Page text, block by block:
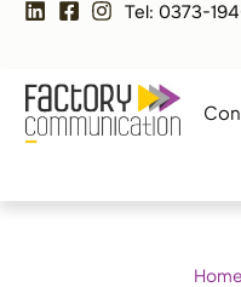
Tel: 0373-
Home